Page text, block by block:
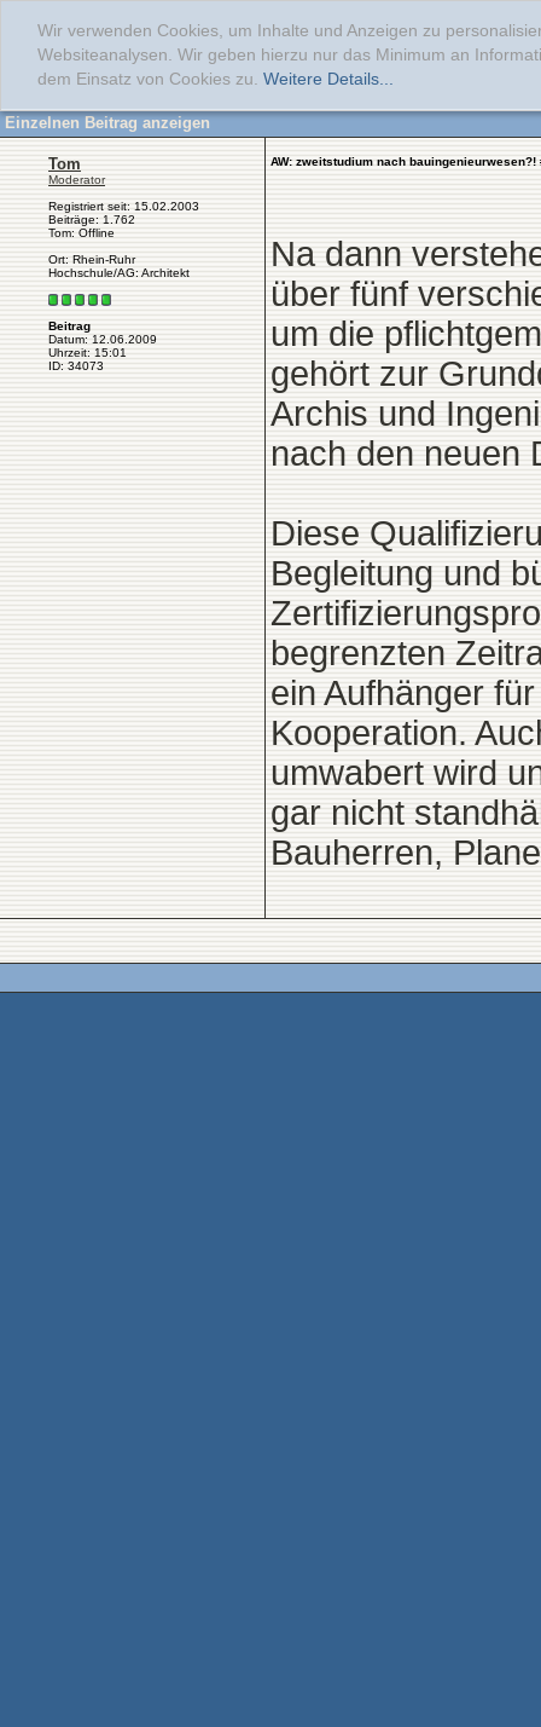
Wir verwenden Cookies, um Inhalte und Anzeigen zu
Websiteanalysen. Wir geben hierzu nur das Minimum an
dem Einsatz von Cookies zu. Weitere Details...
Einzelnen Beitrag anzeigen
Tom
Moderator
Registriert seit: 15.02.2003
Beiträge: 1.762
Tom: Offline
Ort: Rhein-Ruhr
Hochschule/AG: Architekt
Beitrag
Datum: 12.06.2009
Uhrzeit: 15:01
ID: 34073
AW: zweitstudium nach bauingenieurwesen?!
Na dann
über fünf
um die
gehört zur
Archis und
nach den neuen
Diese
Begleitung und
begrenzten
ein Aufhänger
Kooperation.
umwabert wird
gar nicht
Bauherren,